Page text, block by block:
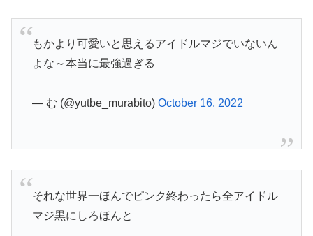
もかより可愛いと思えるアイドルマジでいないん
よな～本当に最強過ぎる
— む (@yutbe_murabito) October 16, 2022
それな世界一ほんでピンク終わったら全アイドル
マジ黒にしろほんと